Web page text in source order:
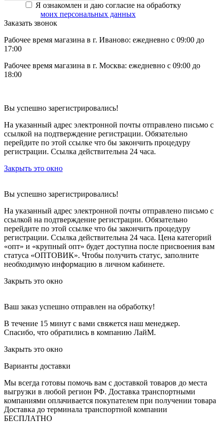
Я ознакомлен и даю согласие на обработку
моих персональных данных
Заказать звонок
Рабочее время магазина в г. Иваново: ежедневно с 09:00 до
17:00
Рабочее время магазина в г. Москва: ежедневно с 09:00 до
18:00
Вы успешно зарегистрировались!
На указанный адрес электронной почты отправлено письмо с
ссылкой на подтверждение регистрации. Обязательно
перейдите по этой ссылке что бы закончить процедуру
регистрации. Ссылка действительна 24 часа.
Закрыть это окно
Вы успешно зарегистрировались!
На указанный адрес электронной почты отправлено письмо с
ссылкой на подтверждение регистрации. Обязательно
перейдите по этой ссылке что бы закончить процедуру
регистрации. Ссылка действительна 24 часа. Цена категорий
«опт» и «крупный опт» будет доступна после присвоения вам
статуса «ОПТОВИК». Чтобы получить статус, заполните
необходимую информацию в личном кабинете.
Закрыть это окно
Ваш заказ успешно отправлен на обработку!
В течение 15 минут с вами свяжется наш менеджер.
Спасибо, что обратились в компанию ЛайМ.
Закрыть это окно
Варианты доставки
Мы всегда готовы помочь вам с доставкой товаров до места
выгрузки в любой регион РФ. Доставка транспортными
компаниями оплачивается покупателем при получении товара
Доставка до терминала транспортной компании
БЕСПЛАТНО